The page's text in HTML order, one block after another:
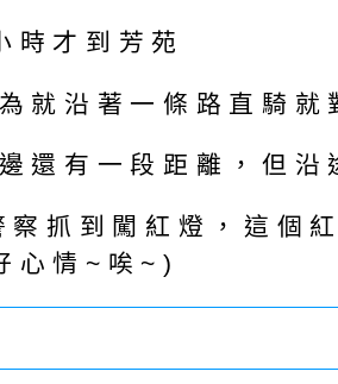
時才到芳苑
就沿著一條路直騎就
還有一段距離，但沿
抓到闖紅燈，這個
心情~唉~)